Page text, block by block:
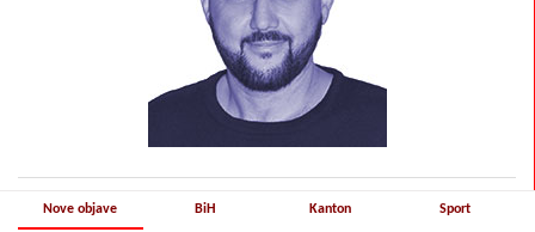
Nove objave BiH Kanton Sport